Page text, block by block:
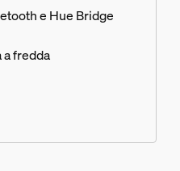
e Hue Bridge
a fredda